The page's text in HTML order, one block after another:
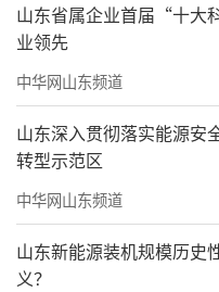
山东省属企业首届“十
业领先
中华网山东频道
山东深入贯彻落实能源安
转型示范区
中华网山东频道
山东新能源装机规模历史
义？